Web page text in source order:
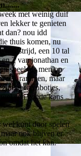
met weinig duif
lekker te genieten
dan? nou idd
thuis komen, nu
wedstrijd, een 10 tal
2 van jonathan en
speel als men op
rammen, maar
geen robotjes,
een goede kans
kunt door spelen
ook blijven er
omdat het kan.